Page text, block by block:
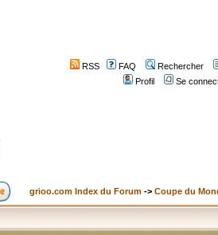
RSS FAQ
Rechercher
Profil
Se
grioo.com Index du Forum -> Coupe du